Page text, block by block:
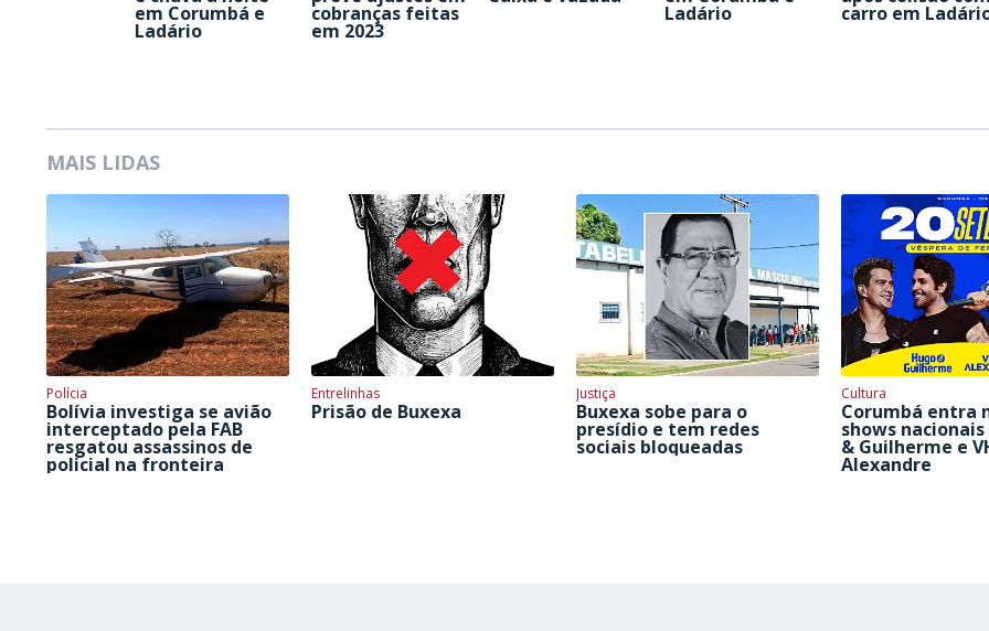
em Corumbá e
Ladário
cobranças feitas
em 2023
Ladário carro em
MAIS LIDAS
Polícia
Bolívia investiga se avião
interceptado pela FAB
resgatou assassinos de
policial na fronteira
Entrelinhas
Prisão de Buxexa
Justiça
Buxexa sobe para o
presídio e tem redes
sociais bloqueadas
Cultura
Corumbá entra
shows
& Guilherme e
Alexandre